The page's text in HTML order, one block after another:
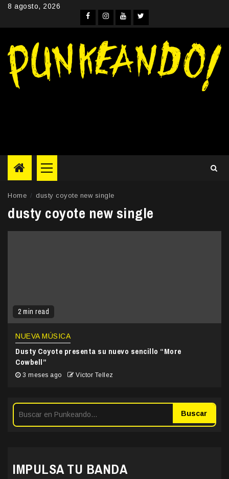
Skip8 agosto, 2026
Facebook
Instagram
YouTubeTwitter
Primary
Menu
Home dusty coyote new single
dusty coyote new single
2 min read
NUEVA MÚSICA
Dusty Coyote presenta su nuevo sencillo “More
Cowbell”
3 meses ago Victor Tellez
Buscar
IMPULSA TU BANDA